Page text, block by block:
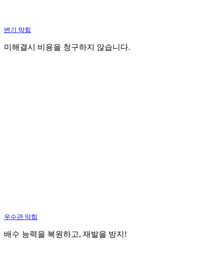
변기 막힘
미해결시 비용을 청구하지 않습니다.
우수관 막힘
배수 능력을 복원하고, 재발을 방지!